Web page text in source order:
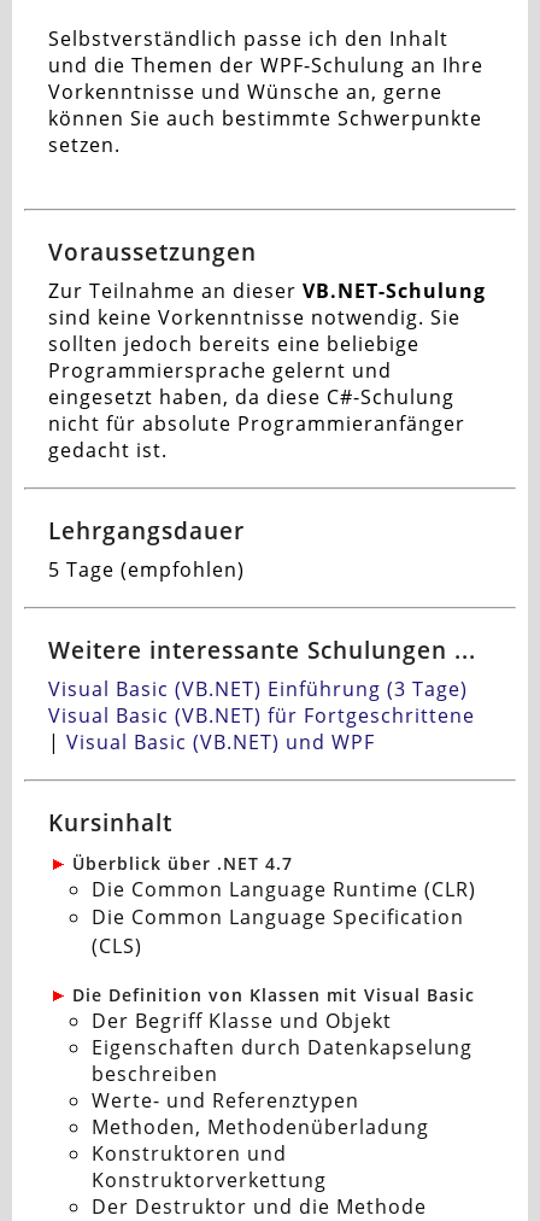
Selbstverständlich passe ich den Inhalt
und die Themen der WPF-Schulung an Ihre
Vorkenntnisse und Wünsche an, gerne
können Sie auch bestimmte Schwerpunkte
setzen.
Voraussetzungen
Zur Teilnahme an dieser VB.NET-Schulung
sind keine Vorkenntnisse notwendig. Sie
sollten jedoch bereits eine beliebige
Programmiersprache gelernt und
eingesetzt haben, da diese C#-Schulung
nicht für absolute Programmieranfänger
gedacht ist.
Lehrgangsdauer
5 Tage (empfohlen)
Weitere interessante Schulungen ...
Visual Basic (VB.NET) Einführung (3 Tage)
Visual Basic (VB.NET) für Fortgeschrittene
| Visual Basic (VB.NET) und WPF
Kursinhalt
Überblick über .NET 4.7
Die Common Language Runtime (CLR)
Die Common Language Specification
(CLS)
Die Definition von Klassen mit Visual Basic
Der Begriff Klasse und Objekt
Eigenschaften durch Datenkapselung
beschreiben
Werte- und Referenztypen
Methoden, Methodenüberladung
Konstruktoren und
Konstruktorverkettung
Der Destruktor und die Methode